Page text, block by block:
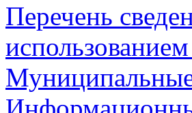
Перечень